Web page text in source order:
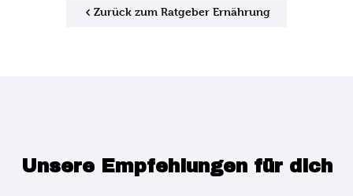
Zurück zum Ratgeber Ernährung
Unsere Empfehlungen für dich